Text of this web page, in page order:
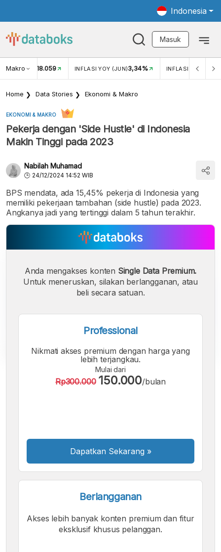
Indonesia
Masuk
Makro
USD/IDR 18.059 INFLASI YOY (JUN)3,34% INFLASI MOM
Home Data Stories Ekonomi & Makro
EKONOMI & MAKRO
Pekerja dengan 'Side Hustle' di Indonesia
Makin Tinggi pada 2023
Nabilah Muhamad
24/12/2024 14:52 WIB
BPS mendata, ada 15,45% pekerja di Indonesia yang
memiliki pekerjaan tambahan (side hustle) pada 2023.
Angkanya jadi yang tertinggi dalam 5 tahun terakhir.
Font
A
Font
A
Font
Anda mengakses konten Single Data Premium.
Untuk meneruskan, silakan berlangganan, atau
beli secara satuan.
Professional
Nikmati akses premium dengan harga yang
lebih terjangkau.
Mulai dari
Rp300.000 150.000/bulan
Dapatkan Sekarang »
Berlangganan
Akses lebih banyak konten premium dan fitur
eksklusif khusus pelanggan.